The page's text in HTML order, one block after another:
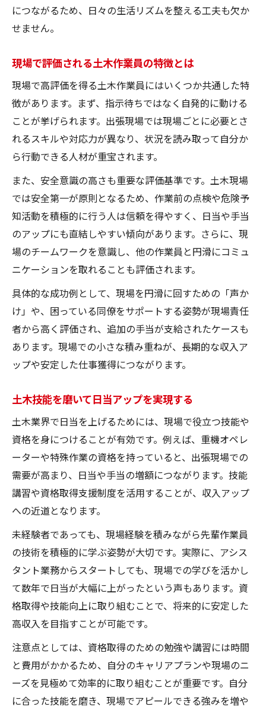
につながるため、日々の生活リズムを整える工夫も欠か
せません。
現場で評価される土木作業員の特徴とは
現場で高評価を得る土木作業員にはいくつか共通した特
徴があります。まず、指示待ちではなく自発的に動ける
ことが挙げられます。出張現場では現場ごとに必要とさ
れるスキルや対応力が異なり、状況を読み取って自分か
ら行動できる人材が重宝されます。
また、安全意識の高さも重要な評価基準です。土木現場
では安全第一が原則となるため、作業前の点検や危険予
知活動を積極的に行う人は信頼を得やすく、日当や手当
のアップにも直結しやすい傾向があります。さらに、現
場のチームワークを意識し、他の作業員と円滑にコミュ
ニケーションを取れることも評価されます。
具体的な成功例として、現場を円滑に回すための「声か
け」や、困っている同僚をサポートする姿勢が現場責任
者から高く評価され、追加の手当が支給されたケースも
あります。現場での小さな積み重ねが、長期的な収入ア
ップや安定した仕事獲得につながります。
土木技能を磨いて日当アップを実現する
土木業界で日当を上げるためには、現場で役立つ技能や
資格を身につけることが有効です。例えば、重機オペレ
ーターや特殊作業の資格を持っていると、出張現場での
需要が高まり、日当や手当の増額につながります。技能
講習や資格取得支援制度を活用することが、収入アップ
への近道となります。
未経験者であっても、現場経験を積みながら先輩作業員
の技術を積極的に学ぶ姿勢が大切です。実際に、アシス
タント業務からスタートしても、現場での学びを活かし
て数年で日当が大幅に上がったという声もあります。資
格取得や技能向上に取り組むことで、将来的に安定した
高収入を目指すことが可能です。
注意点としては、資格取得のための勉強や講習には時間
と費用がかかるため、自分のキャリアプランや現場のニ
ーズを見極めて効率的に取り組むことが重要です。自分
に合った技能を磨き、現場でアピールできる強みを増や